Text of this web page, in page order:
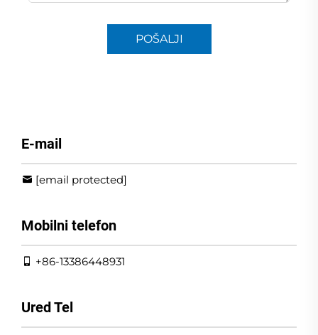
POŠALJI
E-mail
[email protected]
Mobilni telefon
+86-13386448931
Ured Tel